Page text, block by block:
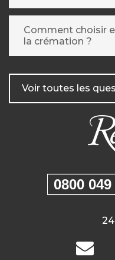
Comment choisir
la crémation ?
Voir toutes les
0800